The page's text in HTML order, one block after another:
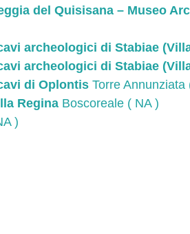
del Quisisana – Museo
archeologici di Stabiae
archeologici di Stabiae
di Oplontis Torre Annunziata
Regina Boscoreale ( NA )
)